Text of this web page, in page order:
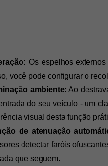
Os espelhos
você pode configurar o
ambiente: Ao
do seu veículo - um
visual desta função
de atenuação
detectar faróis
que seguem.